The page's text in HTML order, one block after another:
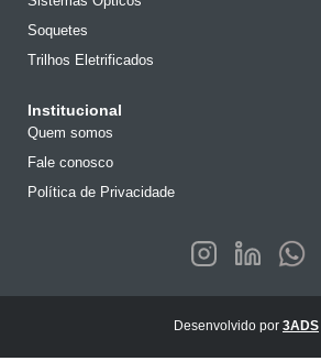
Soquetes
Trilhos Eletrificados
Institucional
Quem somos
Fale conosco
Política de Privacidade
Desenvolvido por 3ADS